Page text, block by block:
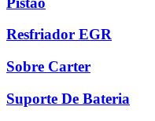
Resfriador EGR
Sobre Carter
Suporte De Bateria